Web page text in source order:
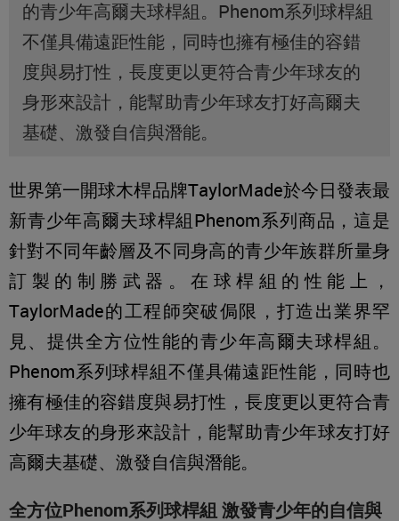
的青少年高爾夫球桿組。Phenom系列球桿組
不僅具備遠距性能，同時也擁有極佳的容錯
度與易打性，長度更以更符合青少年球友的
身形來設計，能幫助青少年球友打好高爾夫
基礎、激發自信與潛能。
世界第一開球木桿品牌TaylorMade於今日發表最
新青少年高爾夫球桿組Phenom系列商品，這是
針對不同年齡層及不同身高的青少年族群所量身
訂製的制勝武器。在球桿組的性能上，
TaylorMade的工程師突破侷限，打造出業界罕
見、提供全方位性能的青少年高爾夫球桿組。
Phenom系列球桿組不僅具備遠距性能，同時也
擁有極佳的容錯度與易打性，長度更以更符合青
少年球友的身形來設計，能幫助青少年球友打好
高爾夫基礎、激發自信與潛能。
全方位Phenom系列球桿組 激發青少年的自信與